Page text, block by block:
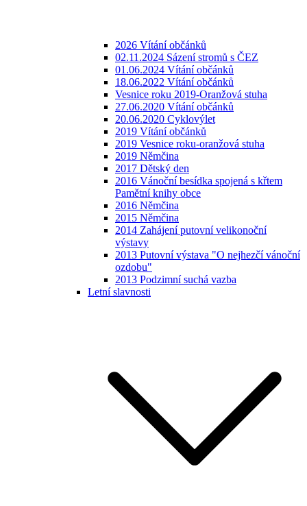
2026 Vítání občánků
02.11.2024 Sázení stromů s ČEZ
01.06.2024 Vítání občánků
18.06.2022 Vítání občánků
Vesnice roku 2019-Oranžová stuha
27.06.2020 Vítání občánků
20.06.2020 Cyklovýlet
2019 Vítání občánků
2019 Vesnice roku-oranžová stuha
2019 Němčina
2017 Dětský den
2016 Vánoční besídka spojená s křtem
Pamětní knihy obce
2016 Němčina
2015 Němčina
2014 Zahájení putovní velikonoční
výstavy
2013 Putovní výstava "O nejhezčí vánoční
ozdobu"
2013 Podzimní suchá vazba
Letní slavnosti